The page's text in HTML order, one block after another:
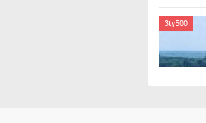
3ty500